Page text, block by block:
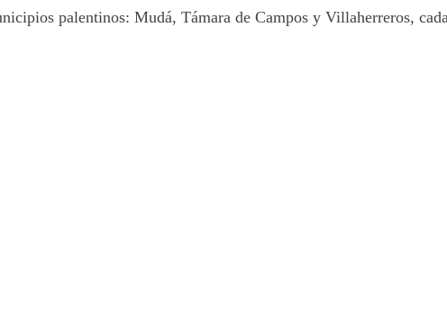
palentinos: Mudá, Támara de Campos y Villaherreros,